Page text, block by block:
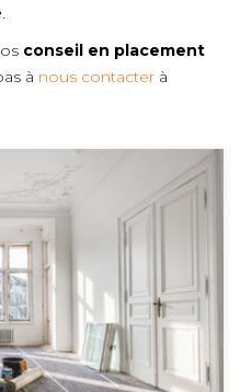
.
conseil en placement
à nous contacter à